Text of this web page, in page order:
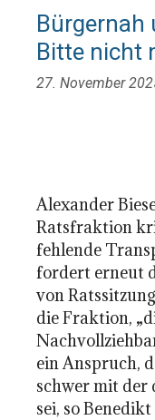
Bürgernah
Bitte nicht
27. November
Alexander
Ratsfraktion
fehlende
fordert erneut
von
die Fraktion,
ein Anspruch,
schwer mit der
sei, so